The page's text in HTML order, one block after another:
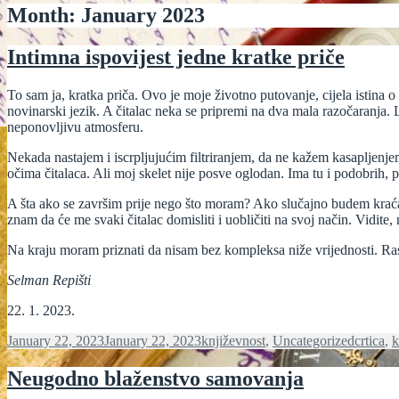
Month: January 2023
Intimna ispovijest jedne kratke priče
To sam ja, kratka priča. Ovo je moje životno putovanje, cijela istina
novinarski jezik. A čitalac neka se pripremi na dva mala
neponovljivu atmosferu.
Nekada nastajem i iscrpljujućim filtriranjem, da ne kažem
očima čitalaca. Ali moj skelet nije posve oglodan. Ima tu i podobrih,
A šta ako se završim prije nego što moram? Ako slučajno budem
znam da će me svaki čitalac domisliti i uobličiti na svoj način. Vidite,
Na kraju moram priznati da nisam bez kompleksa niže vrijednosti.
Selman Repišti
22. 1. 2023.
Posted
on
January 22, 2023January 22, 2023Categories
književnost, UncategorizedTags
crtica,
Neugodno blaženstvo samovanja